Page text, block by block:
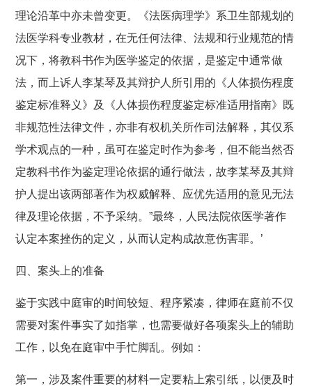
理论沿革中亦未曾变更。《法医病理学》系卫生部规划的
法医学科专业教材，在无任何法律、法规和行业规范的情
况下，将教科书作为医学鉴定的依据，是鉴定中通常做
法，而上诉人李某琴及其辩护人所引用的《人体损伤程度
鉴定标准释义》及《人体损伤程度鉴定标准适用指南》既
非规范性法律文件，亦非有权机关所作司法解释，其仅系
学术观点的一种，虽可在鉴定时作为参考，但不能当然否
定教科书作为鉴定理论依据的通行做法，故李某琴及其辩
护人提出该两部著作为权威解释、应优先适用的意见无法
律及理论依据，不予采纳。”最终，人民法院依医学著作
认定本案挫伤的定义，从而认定构成故意伤害罪。’
四、案头上的准备
鉴于实践中庭审的时间较短、程序紧凑，律师在庭前不仅
需要对案件事实了如指掌，也需要做好各项案头上的辅助
工作，以免在庭审中手忙脚乱。例如：
第一，涉及案件重要的材料一定要粘上索引纸，以便及时